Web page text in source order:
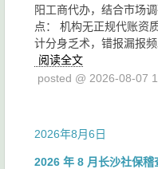
阳工商代办，结合市场
点： 机构无正规代账资
计分身乏术，错报漏报
阅读全文
posted @ 2026-08-07
2026年8月6日
2026 年 8 月长沙社保